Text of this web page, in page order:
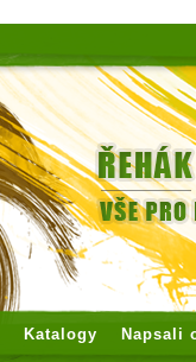
Katalogy Napsali